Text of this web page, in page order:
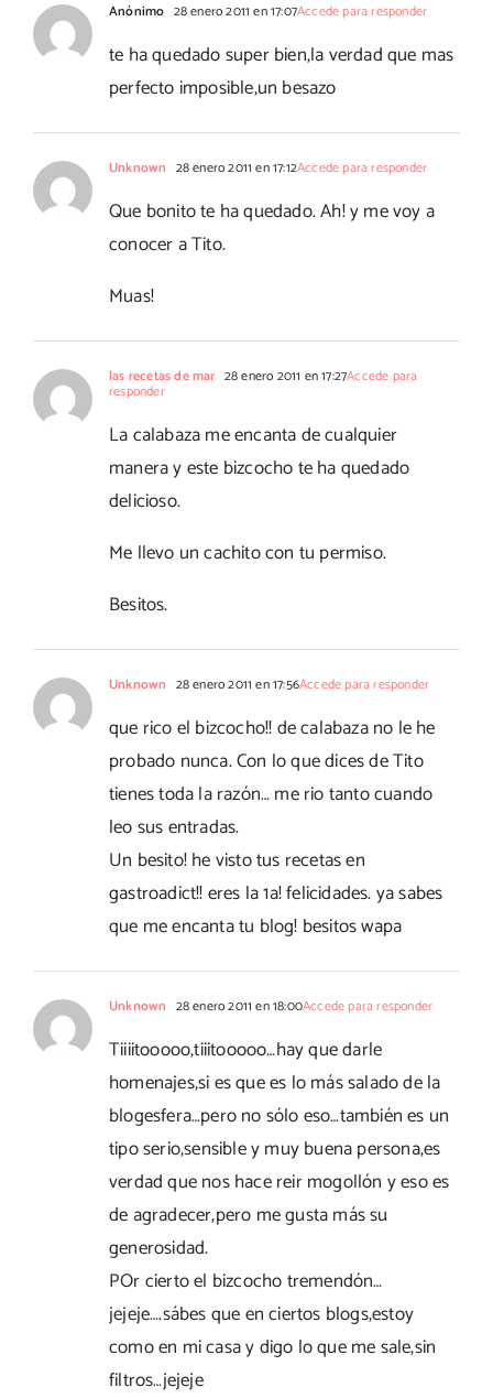
Anónimo 28 enero 2011 en 17:07Accede para responder
te ha quedado super bien,la verdad que mas
perfecto imposible,un besazo
Unknown 28 enero 2011 en 17:12Accede para responder
Que bonito te ha quedado. Ah! y me voy a
conocer a Tito.
Muas!
las recetas de mar 28 enero 2011 en 17:27Accede para
responder
La calabaza me encanta de cualquier
manera y este bizcocho te ha quedado
delicioso.
Me llevo un cachito con tu permiso.
Besitos.
Unknown 28 enero 2011 en 17:56Accede para responder
que rico el bizcocho!! de calabaza no le he
probado nunca. Con lo que dices de Tito
tienes toda la razón… me rio tanto cuando
leo sus entradas.
Un besito! he visto tus recetas en
gastroadict!! eres la 1a! felicidades. ya sabes
que me encanta tu blog! besitos wapa
Unknown 28 enero 2011 en 18:00Accede para responder
Tiiiitooooo,tiiitooooo…hay que darle
homenajes,si es que es lo más salado de la
blogesfera…pero no sólo eso…también es un
tipo serio,sensible y muy buena persona,es
verdad que nos hace reir mogollón y eso es
de agradecer,pero me gusta más su
generosidad.
POr cierto el bizcocho tremendón…
jejeje….sábes que en ciertos blogs,estoy
como en mi casa y digo lo que me sale,sin
filtros…jejeje